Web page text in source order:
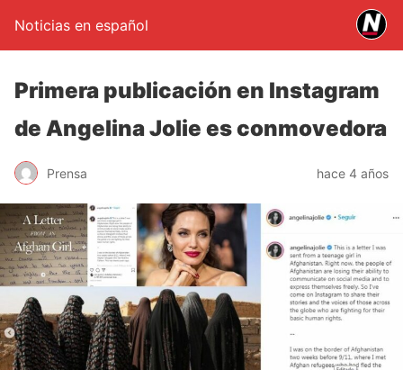
Noticias en español
Primera publicación en Instagram
de Angelina Jolie es conmovedora
Prensa hace 4 años